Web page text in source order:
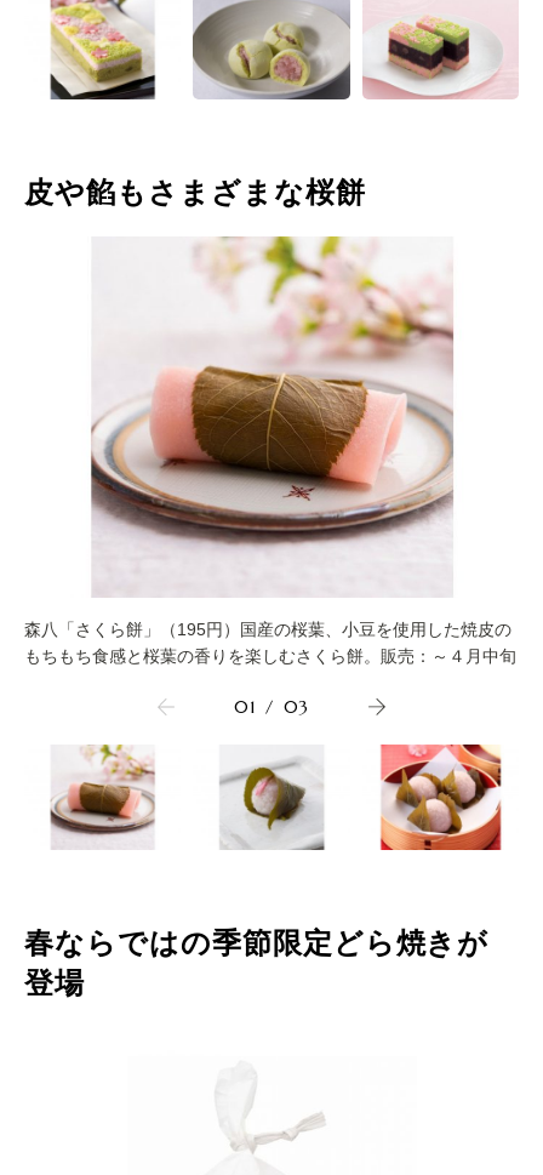
皮や餡もさまざまな桜餅
森八「さくら餅」（195円）国産の桜葉、小豆を使用した焼皮の
もちもち食感と桜葉の香りを楽しむさくら餅。販売：～４月中旬
01 / 03
春ならではの季節限定どら焼きが
登場